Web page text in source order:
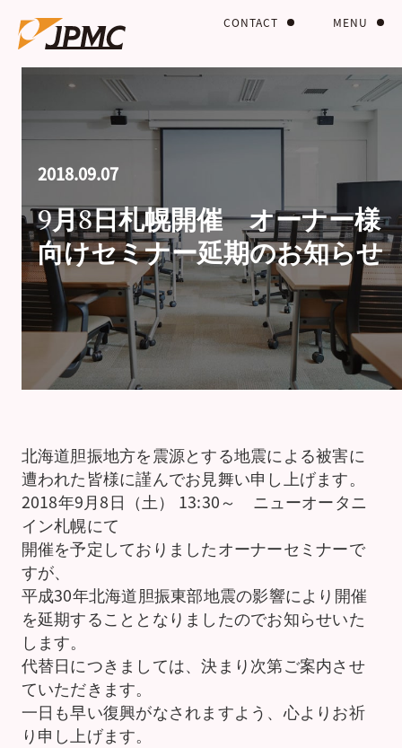
MENU
CONTACT
2018.09.07
9月8日札幌開催 オーナー様
向けセミナー延期のお知らせ
北海道胆振地方を震源とする地震による被害に
遭われた皆様に謹んでお見舞い申し上げます。
2018年9月8日（土） 13:30～ ニューオータニ
イン札幌にて
開催を予定しておりましたオーナーセミナーで
すが、
平成30年北海道胆振東部地震の影響により開催
を延期することとなりましたのでお知らせいた
します。
代替日につきましては、決まり次第ご案内させ
ていただきます。
一日も早い復興がなされますよう、心よりお祈
り申し上げます。